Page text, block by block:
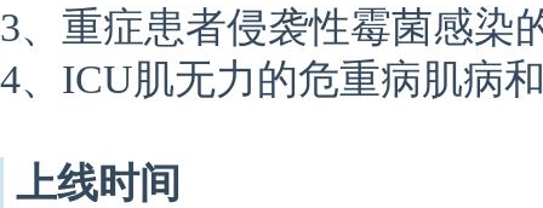
3、重症患者侵袭性霉菌感染
4、ICU肌无力的危重病肌病
上线时间